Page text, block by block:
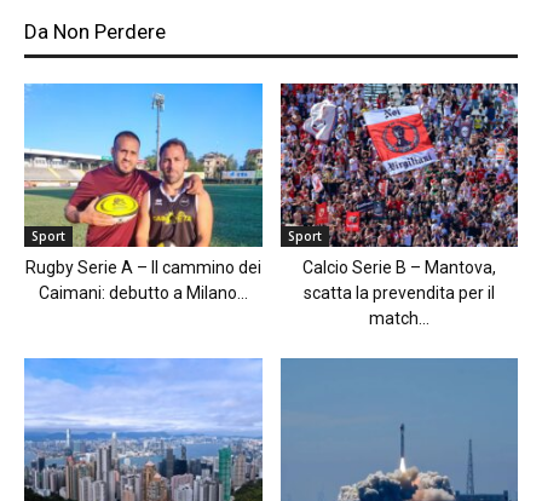
Da Non Perdere
Sport
Rugby Serie A – Il cammino dei
Caimani: debutto a Milano...
Sport
Calcio Serie B – Mantova,
scatta la prevendita per il
match...